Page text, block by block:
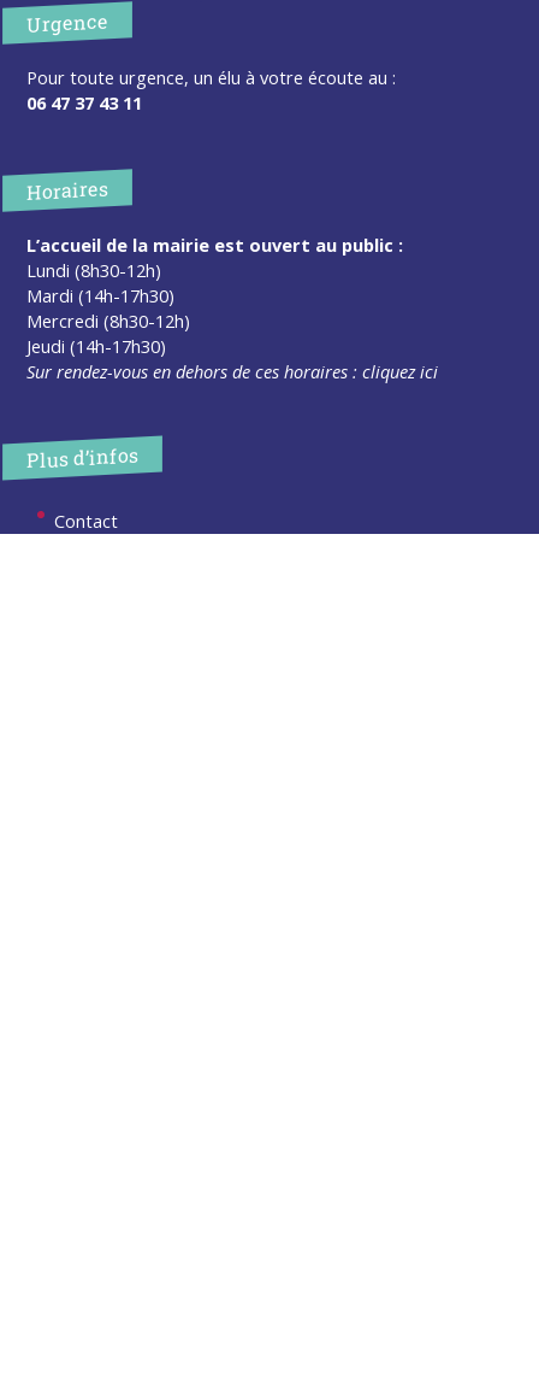
Urgence
Pour toute urgence, un élu à votre écoute au :
06 47 37 43 11
Horaires
L’accueil de la mairie est ouvert au public :
Lundi (8h30-12h)
Mardi (14h-17h30)
Mercredi (8h30-12h)
Jeudi (14h-17h30)
Sur rendez-vous en dehors de ces horaires :cliquez ici
Plus d’infos
Contact